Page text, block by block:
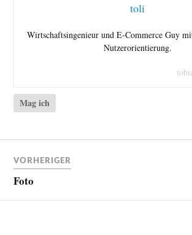
toli
Wirtschaftsingenieur und E-Commerce Guy
Nutzerorientierung.
Mag ich
VORHERIGER
Foto